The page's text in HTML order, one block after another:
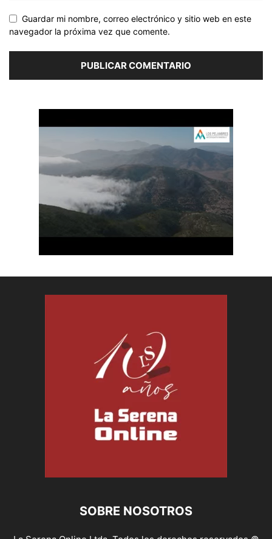
Guardar mi nombre, correo electrónico y sitio web en este
navegador la próxima vez que comente.
SOBRE NOSOTROS